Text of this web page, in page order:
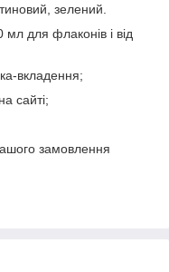
зелений.
мл для флаконів і від
вкладення;
сайті;
замовлення